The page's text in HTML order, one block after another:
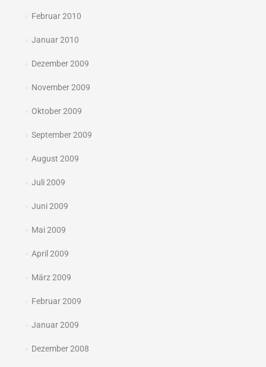
Februar 2010
Januar 2010
Dezember 2009
November 2009
Oktober 2009
September 2009
August 2009
Juli 2009
Juni 2009
Mai 2009
April 2009
März 2009
Februar 2009
Januar 2009
Dezember 2008